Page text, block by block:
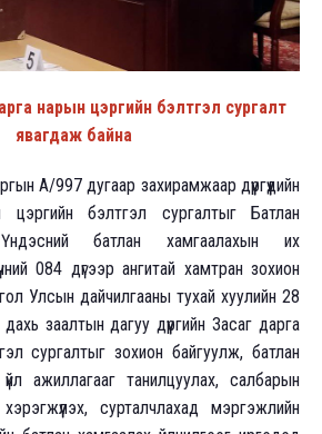
нарын цэргийн бэлтгэл сургалт
явагдаж байна
А/997 дугаар захирамжаар дүүргүүдийн
бэлтгэл сургалтыг Батлан
батлан хамгаалахын их
084 дүгээр ангитай хамтран зохион
Улсын дайчилгааны тухай хуулийн 28
заалтын дагуу дүүргийн Засаг дарга
сургалтыг зохион байгуулж, батлан
ажиллагааг танилцуулах, салбарын
сурталчлахад мэргэжлийн